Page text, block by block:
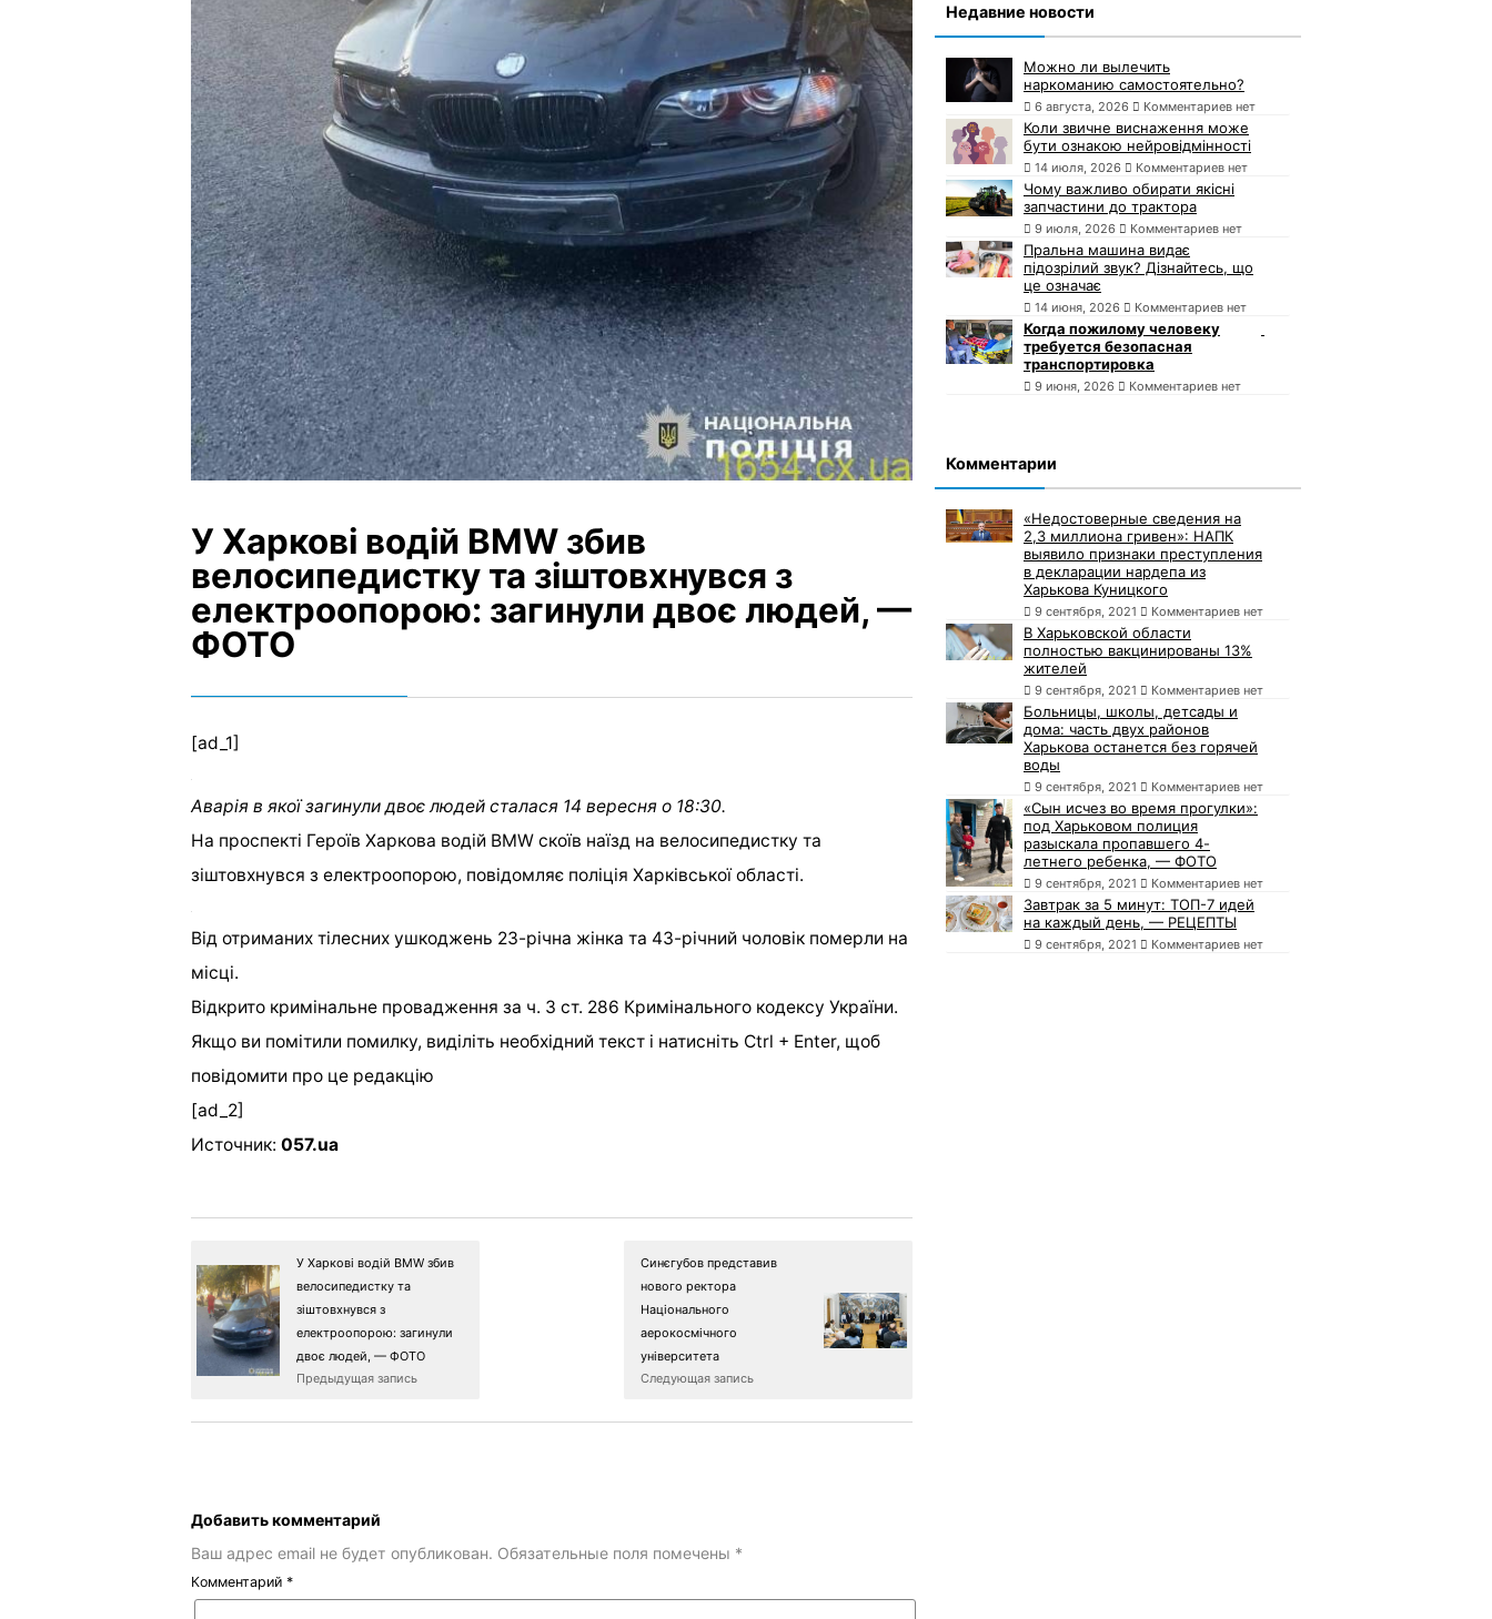
У Харкові водій BMW збив
велосипедистку та зіштовхнувся з
електроопорою: загинули двоє людей, —
ФОТО
[ad_1]
Аварія в якої загинули двоє людей сталася 14 вересня о 18:30.
На проспекті Героїв Харкова водій BMW скоїв наїзд на велосипедистку та
зіштовхнувся з електроопорою, повідомляє поліція Харківської області.
Від отриманих тілесних ушкоджень 23-річна жінка та 43-річний чоловік померли на
місці.
Відкрито кримінальне провадження за ч. 3 ст. 286 Кримінального кодексу України.
Якщо ви помітили помилку, виділіть необхідний текст і натисніть Ctrl + Enter, щоб
повідомити про це редакцію
[ad_2]
Источник: 057.ua
У Харкові водій BMW збив
велосипедистку та
зіштовхнувся з
електроопорою: загинули
двоє людей, — ФОТО
Предыдущая запись
Синєгубов представив
нового ректора
Національного
аерокосмічного
університета
Следующая запись
Добавить комментарий
Ваш адрес email не будет опубликован. Обязательные поля помечены *
Комментарий *
Недавние новости
Можно ли вылечить
наркоманию самостоятельно?
6 августа, 2026 Комментариев нет
Коли звичне виснаження може
бути ознакою нейровідмінності
14 июля, 2026 Комментариев нет
Чому важливо обирати якісні
запчастини до трактора
9 июля, 2026 Комментариев нет
Пральна машина видає
підозрілий звук? Дізнайтесь, що
це означає
14 июня, 2026 Комментариев нет
Когда пожилому человеку
требуется безопасная
транспортировка
9 июня, 2026 Комментариев нет
Комментарии
«Недостоверные сведения на
2,3 миллиона гривен»: НАПК
выявило признаки преступления
в декларации нардепа из
Харькова Куницкого
9 сентября, 2021 Комментариев нет
В Харьковской области
полностью вакцинированы 13%
жителей
9 сентября, 2021 Комментариев нет
Больницы, школы, детсады и
дома: часть двух районов
Харькова останется без горячей
воды
9 сентября, 2021 Комментариев нет
«Сын исчез во время прогулки»:
под Харьковом полиция
разыскала пропавшего 4-
летнего ребенка, — ФОТО
9 сентября, 2021 Комментариев нет
Завтрак за 5 минут: ТОП-7 идей
на каждый день, — РЕЦЕПТЫ
9 сентября, 2021 Комментариев нет